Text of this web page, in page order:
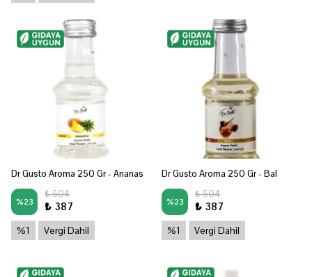
Dr Gusto Aroma 250 Gr - Ananas
%23
₺ 504
₺ 387
%1 Vergi Dahil
Dr Gusto Aroma 250 Gr - Bal
%23
₺ 504
₺ 387
%1 Vergi Dahil